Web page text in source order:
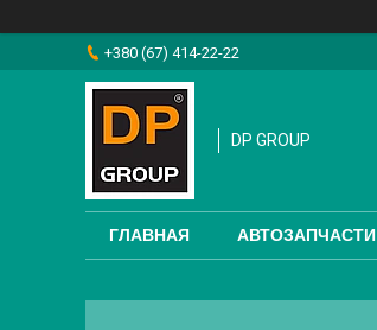
+380 (67) 414-22-22
DP GROUP
ГЛАВНАЯ АВТОЗАПЧАСТИ